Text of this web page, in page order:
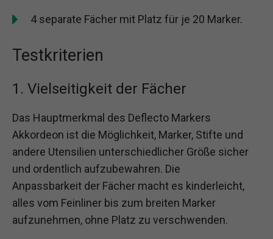
4 separate Fächer mit Platz für je 20 Marker.
Testkriterien
1. Vielseitigkeit der Fächer
Das Hauptmerkmal des Deflecto Markers
Akkordeon ist die Möglichkeit, Marker, Stifte und
andere Utensilien unterschiedlicher Größe sicher
und ordentlich aufzubewahren. Die
Anpassbarkeit der Fächer macht es kinderleicht,
alles vom Feinliner bis zum breiten Marker
aufzunehmen, ohne Platz zu verschwenden.